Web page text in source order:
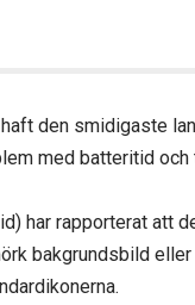
den smidigaste
med batteritid
har rapporterat att
bakgrundsbild eller